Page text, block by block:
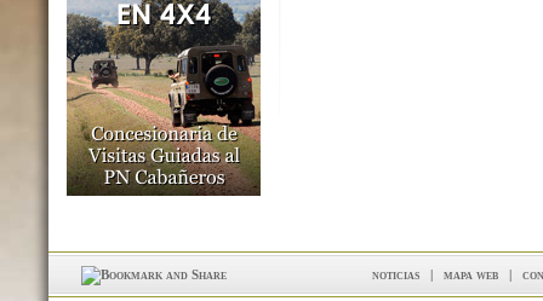
noticias | mapa web |